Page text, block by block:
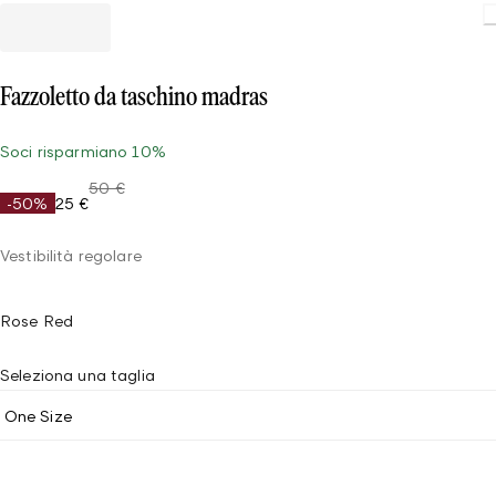
Fazzoletto da taschino madras
Soci risparmiano 10%
-50% 25 €
50 €
Vestibilità regolare
Rose Red
Seleziona una taglia
One Size